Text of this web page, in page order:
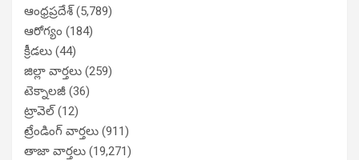
ఆంధ్రప్రదేశ్(5,789)
ఆరోగ్యం (184)
క్రీడలు (44)
జిల్లా వార్తలు (259)
టెక్నాలజీ (36)
ట్రావెల్(12)
ట్రేండింగ్ వార్తలు (911)
తాజా వార్తలు (19,271)